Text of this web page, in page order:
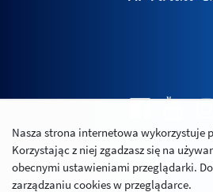
Polityka
Relacje
Nasza strona internetowa wykorzystuje
Korzystając z niej zgadzasz się na
obecnymi ustawieniami przeglądarki.
zarządzaniu cookies w przeglądarce.